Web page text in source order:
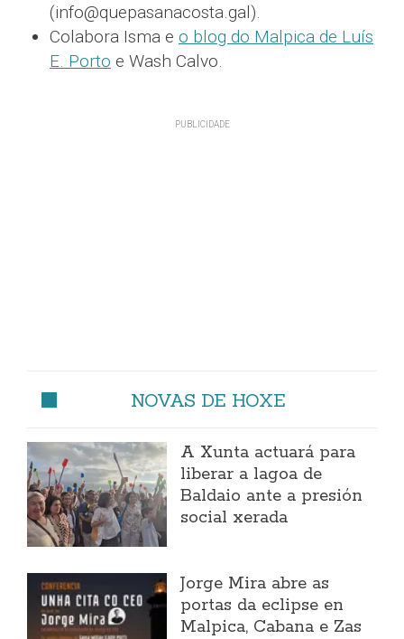
(info@quepasanacosta.gal).
Colabora Isma e o blog do Malpica de Luís
E. Porto e Wash Calvo.
NOVAS DE HOXE
A Xunta actuará para
liberar a lagoa de
Baldaio ante a presión
social xerada
Jorge Mira abre as
portas da eclipse en
Malpica, Cabana e Zas